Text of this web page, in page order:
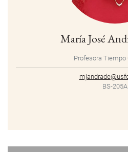
María José
Profesora Tiempo
BS-205A